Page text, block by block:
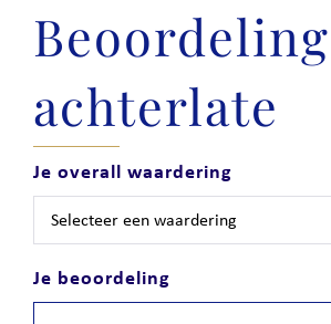
Beoordeling
achterlate
Je overall waardering
Je beoordeling